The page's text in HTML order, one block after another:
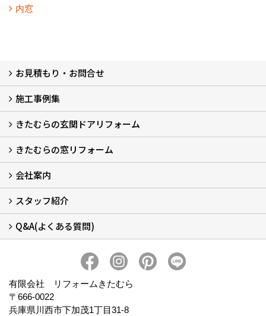
内窓
お見積もり・お問合せ
LINEで概算見積もり
チャットで質問
問い合わせフォームから
オンライン相談
電話で相談
無料現地調査をご希望の方
施工事例集
玄関ドアリフォーム
玄関引戸リフォーム
勝手口ドアリフォーム
窓リフォーム
きたむらの玄関ドアリフォーム
玄関ドアリフォームについて
リシェントについて (23)
・玄関ドアバリエーション (52)
・玄関引戸バリエーション (44)
・勝手口ドアバリエーション (11)
安心の自社施工
無料点検
保証について
価格について
概算見積について (2)
きたむらの窓リフォーム
窓リフォームについて (5)
・内窓設置-LIXILインプラス
・内窓設置-AGCまどまど
・窓交換
・エコガラス交換
・防犯・防災ガラス交換
会社案内
会社概要 (2)
ブログ
アクセス
施工エリア
施工までの流れ
SNSインフォメーション
チャット機能
オンライン打合わせ
補助金について (2)
スタッフ紹介
スタッフ紹介
Q&A(よくある質問)
有限会社 リフォームきたむら
〒666-0022
兵庫県川西市下加茂1丁目31-8